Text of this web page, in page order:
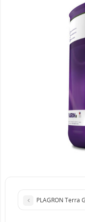
PLAGRON Terra